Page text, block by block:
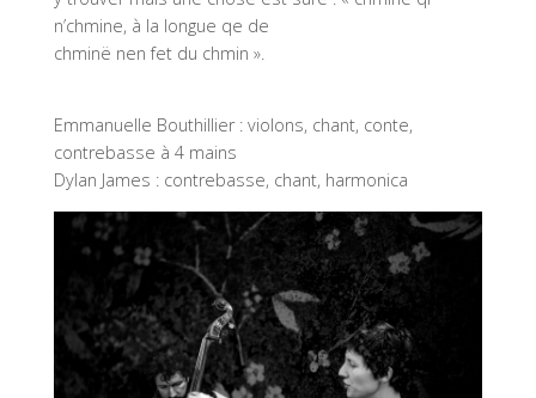
n’chmine, à la longue qe de
chminë nen fet du chmin ».
Emmanuelle Bouthillier : violons, chant, conte,
contrebasse à 4 mains
Dylan James : contrebasse, chant, harmonica